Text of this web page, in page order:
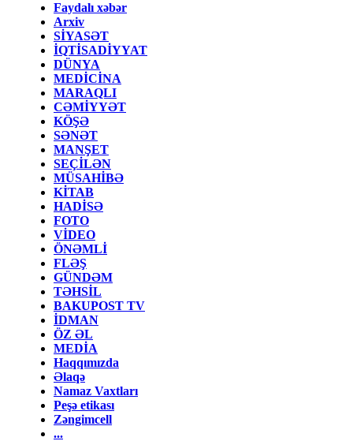
Faydalı xəbər
Arxiv
SİYASƏT
İQTİSADİYYAT
DÜNYA
MEDİCİNA
MARAQLI
CƏMİYYƏT
KÖŞƏ
SƏNƏT
MANŞET
SEÇİLƏN
MÜSAHİBƏ
KİTAB
HADİSƏ
FOTO
VİDEO
ÖNƏMLİ
FLƏŞ
GÜNDƏM
TƏHSİL
BAKUPOST TV
İDMAN
ÖZ ƏL
MEDİA
Haqqımızda
Əlaqə
Namaz Vaxtları
Peşə etikası
Zəngimcell
...